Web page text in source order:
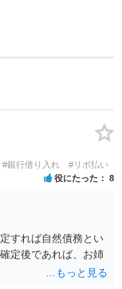
弁護
務
！
#銀行借り入れ #リボ払い
役にたった 8
すれば自然債務とい
定後であれば、お姉